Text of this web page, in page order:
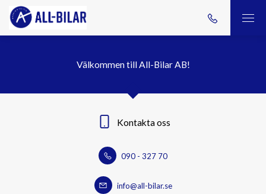
Välkommen till All-Bilar AB!
Kontakta oss
090 - 327 70
info@all-bilar.se